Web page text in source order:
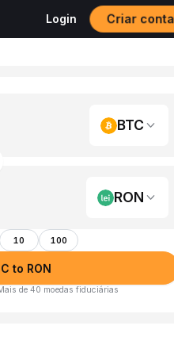
Login Criar conta
BTC
RON
10 100
to RON
de 40 moedas fiduciárias